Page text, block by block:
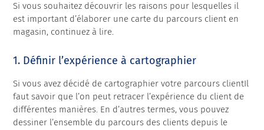
Si vous souhaitez découvrir les raisons pour lesquelles il
est important d’élaborer une carte du parcours client en
magasin, continuez à lire.
1. Définir l’expérience à cartographier
Si vous avez décidé de cartographier votre parcours clientIl
faut savoir que l’on peut retracer l’expérience du client de
différentes manières. En d’autres termes, vous pouvez
dessiner l’ensemble du parcours des clients depuis le